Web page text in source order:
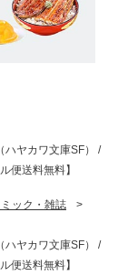
ハヤカワ文庫SF） /
便送料無料】
ック・雑誌
>
ハヤカワ文庫SF） /
便送料無料】